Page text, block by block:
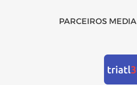
PARCEIROS MEDIA